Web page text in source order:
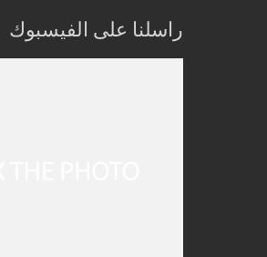
راسلنا على الفيسبوك